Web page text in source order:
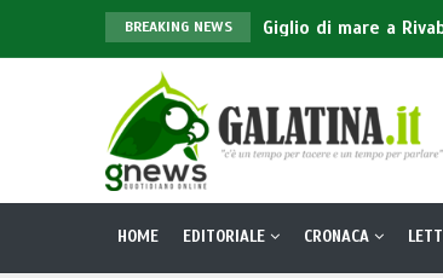
BREAKING NEWS
Giglio di mare a
Trambusto al
A Galatina la
BirraeSound chiude
navigation
HOME EDITORIALE CRONACA